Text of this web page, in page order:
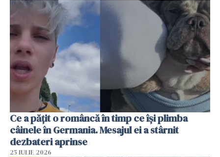
Ce a pățit o româncă în timp ce își plimba
câinele în Germania. Mesajul ei a stârnit
dezbateri aprinse
25 IULIE 2026